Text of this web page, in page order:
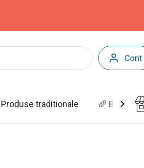
Cont
Produse traditionale 🥖